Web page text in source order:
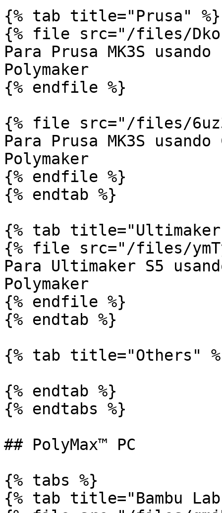
{% tab title="Prusa" %}
{% file src="/files/
Para Prusa MK3S
Polymaker
{% endfile %}
{% file src="/files/
Para Prusa MK3S
Polymaker
{% endfile %}
{% endtab %}
{% tab
{% file src="/files/
Para Ultimaker S5
Polymaker
{% endfile %}
{% endtab %}
{% tab title="Others"
{% endtab %}
{% endtabs %}
## PolyMax™ PC
{% tabs %}
{% tab title="Bambu